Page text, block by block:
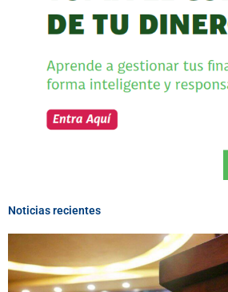
Noticias recientes